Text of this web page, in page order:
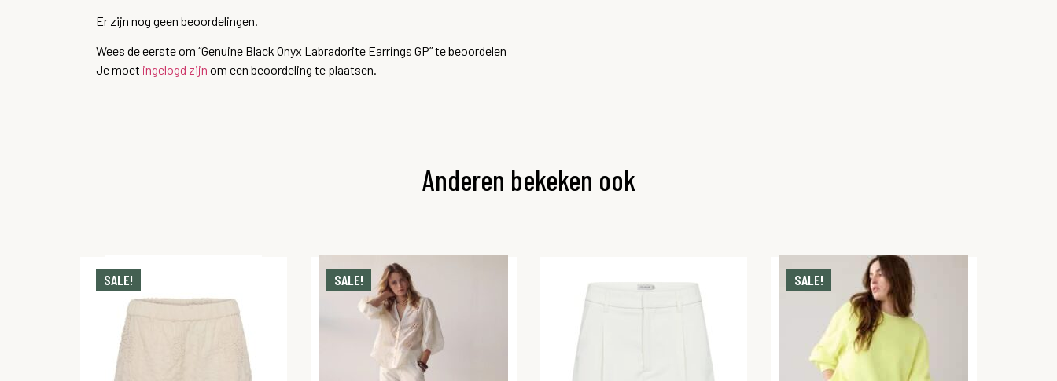
Er zijn nog geen beoordelingen.
Wees de eerste om “Genuine Black Onyx Labradorite Earrings GP” te beoordelen
Je moet ingelogd zijn om een beoordeling te plaatsen.
Anderen bekeken ook
SALE! SALE! SALE!